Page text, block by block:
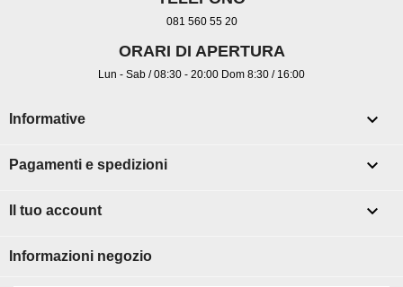
081 560 55 20
ORARI DI APERTURA
Lun - Sab / 08:30 - 20:00 Dom 8:30 / 16:00
Informative 
Pagamenti e spedizioni 
Il tuo account 
Informazioni negozio